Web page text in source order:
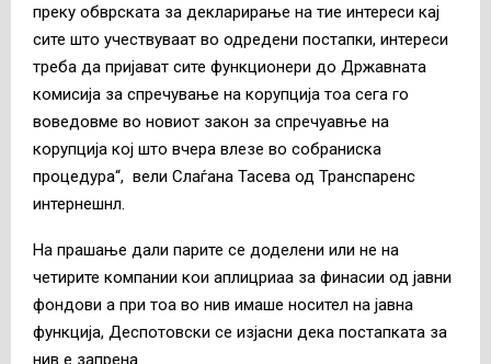
преку обврската за декларирање на тие интереси кај
сите што учествуваат во одредени постапки, интереси
треба да пријават сите функционери до Државната
комисија за спречување на корупција тоа сега го
воведовме во новиот закон за спречуавње на
корупција кој што вчера влезе во собраниска
процедура“, вели Слаѓана Тасева од Транспаренс
интернешнл.
На прашање дали парите се доделени или не на
четирите компании кои аплицриаа за финасии од јавни
фондови а при тоа во нив имаше носител на јавна
функција, Деспотовски се изјасни дека постапката за
нив е запрена.